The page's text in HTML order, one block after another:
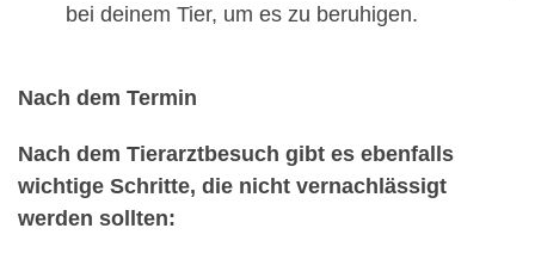
bei deinem Tier, um es zu beruhigen.
Nach dem Termin
Nach dem Tierarztbesuch gibt es ebenfalls
wichtige Schritte, die nicht vernachlässigt
werden sollten: